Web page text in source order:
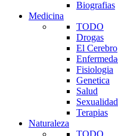
Biografias
Medicina
TODO
Drogas
El Cerebro
Fisiologia
Genetica
Salud
Sexualidad
Terapias
Naturaleza
TODO